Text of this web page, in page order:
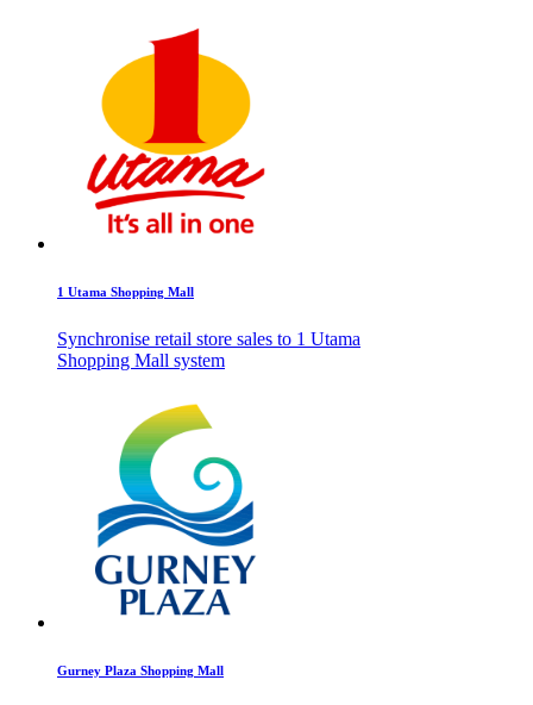
1 Utama Shopping Mall
Synchronise retail store sales to 1 Utama
Shopping Mall system
Gurney Plaza Shopping Mall